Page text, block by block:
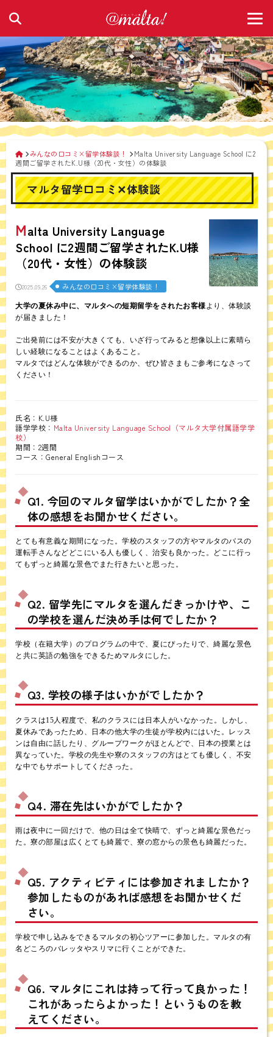
みんなの口コミ×留学体験談！
Malta University Language School に2
週間ご留学されたK.U様（20代・女性）の体験談
マルタ留学口コミ✕体験談
Malta University Language
School に2週間ご留学されたK.U様
（20代・女性）の体験談
2025.09.26 みんなの口コミ×留学体験談！
大学の夏休み中に、マルタへの短期留学をされたお客様より、体験談
が届きました！
ご出発前には不安が大きくても、いざ行ってみると想像以上に素晴ら
しい経験になることはよくあること。
マルタではどんな体験ができるのか、ぜひ皆さまもご参考になさって
ください！
氏名：K.U様
語学学校： Malta University Language School（マルタ大学付属語学学
校）
期間：2週間
コース：General Englishコース
Q1. 今回のマルタ留学はいかがでしたか？全
体の感想をお聞かせください。
とても有意義な期間になった。学校のスタッフの方やマルタのバスの
運転手さんなどどこにいる人も優しく、治安も良かった。どこに行っ
てもずっと綺麗な景色でまた行きたいと思った。
Q2. 留学先にマルタを選んだきっかけや、こ
の学校を選んだ決め手は何でしたか？
学校（在籍大学）のプログラムの中で、夏にぴったりで、綺麗な景色
と共に英語の勉強をできるためマルタにした。
Q3. 学校の様子はいかがでしたか？
クラスは15人程度で、私のクラスには日本人がいなかった。しかし、
夏休みであったため、日本の他大学の生徒が学校内にはいた。レッス
ンは自由に話したり、グループワークがほとんどで、日本の授業とは
異なっていた。学校の先生や寮のスタッフの方はとても優しく、不安
な中でもサポートしてくださった。
Q4. 滞在先はいかがでしたか？
雨は夜中に一回だけで、他の日は全て快晴で、ずっと綺麗な景色だっ
た。寮の部屋は広くとても綺麗で、寮の窓からの景色も綺麗だった。
Q5. アクティビティには参加されましたか？
参加したものがあれば感想をお聞かせくだ
さい。
学校で申し込みをできるマルタの初心ツアーに参加した。マルタの有
名どころのバレッタやスリマに行くことができた。
Q6. マルタにこれは持って行って良かった！
これがあったらよかった！というものを教
えてください。